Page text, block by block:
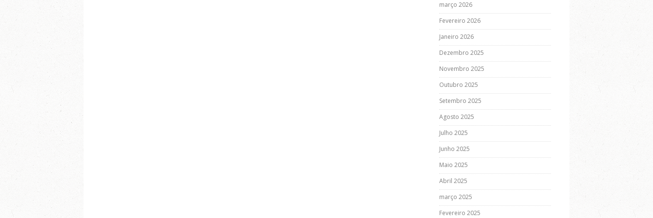
março 2026
Fevereiro 2026
Janeiro 2026
Dezembro 2025
Novembro 2025
Outubro 2025
Setembro 2025
Agosto 2025
Julho 2025
Junho 2025
Maio 2025
Abril 2025
março 2025
Fevereiro 2025